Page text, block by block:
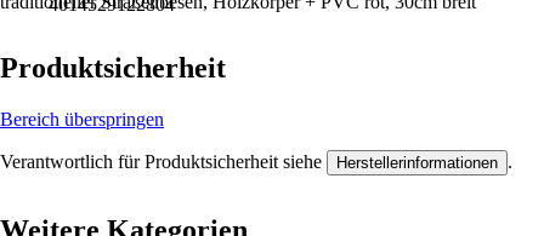
4014529122804
Produktsicherheit
Bereich überspringen
Verantwortlich für Produktsicherheit siehe Herstellerinformationen .